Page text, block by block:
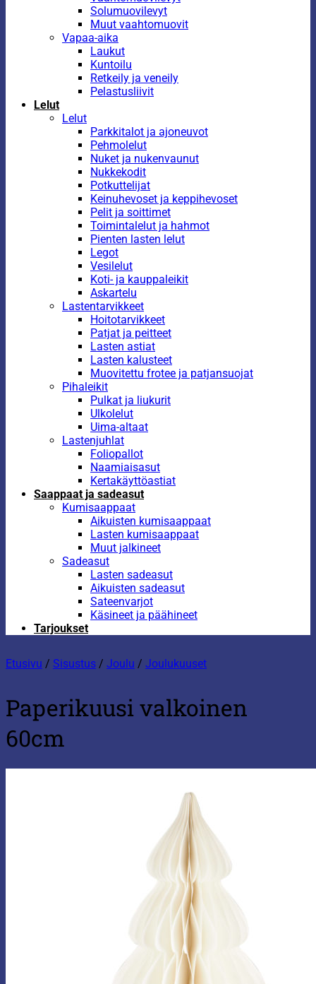
Solumuovilevyt
Muut vaahtomuovit
Vapaa-aika
Laukut
Kuntoilu
Retkeily ja veneily
Pelastusliivit
Lelut
Lelut
Parkkitalot ja ajoneuvot
Pehmolelut
Nuket ja nukenvaunut
Nukkekodit
Potkuttelijat
Keinuhevoset ja keppihevoset
Pelit ja soittimet
Toimintalelut ja hahmot
Pienten lasten lelut
Legot
Vesilelut
Koti- ja kauppaleikit
Askartelu
Lastentarvikkeet
Hoitotarvikkeet
Patjat ja peitteet
Lasten astiat
Lasten kalusteet
Muovitettu frotee ja patjansuojat
Pihaleikit
Pulkat ja liukurit
Ulkolelut
Uima-altaat
Lastenjuhlat
Foliopallot
Naamiaisasut
Kertakäyttöastiat
Saappaat ja sadeasut
Kumisaappaat
Aikuisten kumisaappaat
Lasten kumisaappaat
Muut jalkineet
Sadeasut
Lasten sadeasut
Aikuisten sadeasut
Sateenvarjot
Käsineet ja päähineet
Tarjoukset
Etusivu / Sisustus / Joulu / Joulukuuset
Paperikuusi valkoinen
60cm